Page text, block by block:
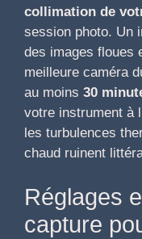
collimation de
session photo. Un
des images floues
meilleure caméra
au moins 30
votre instrument à
les turbulences
chaud ruinent
Réglages
capture